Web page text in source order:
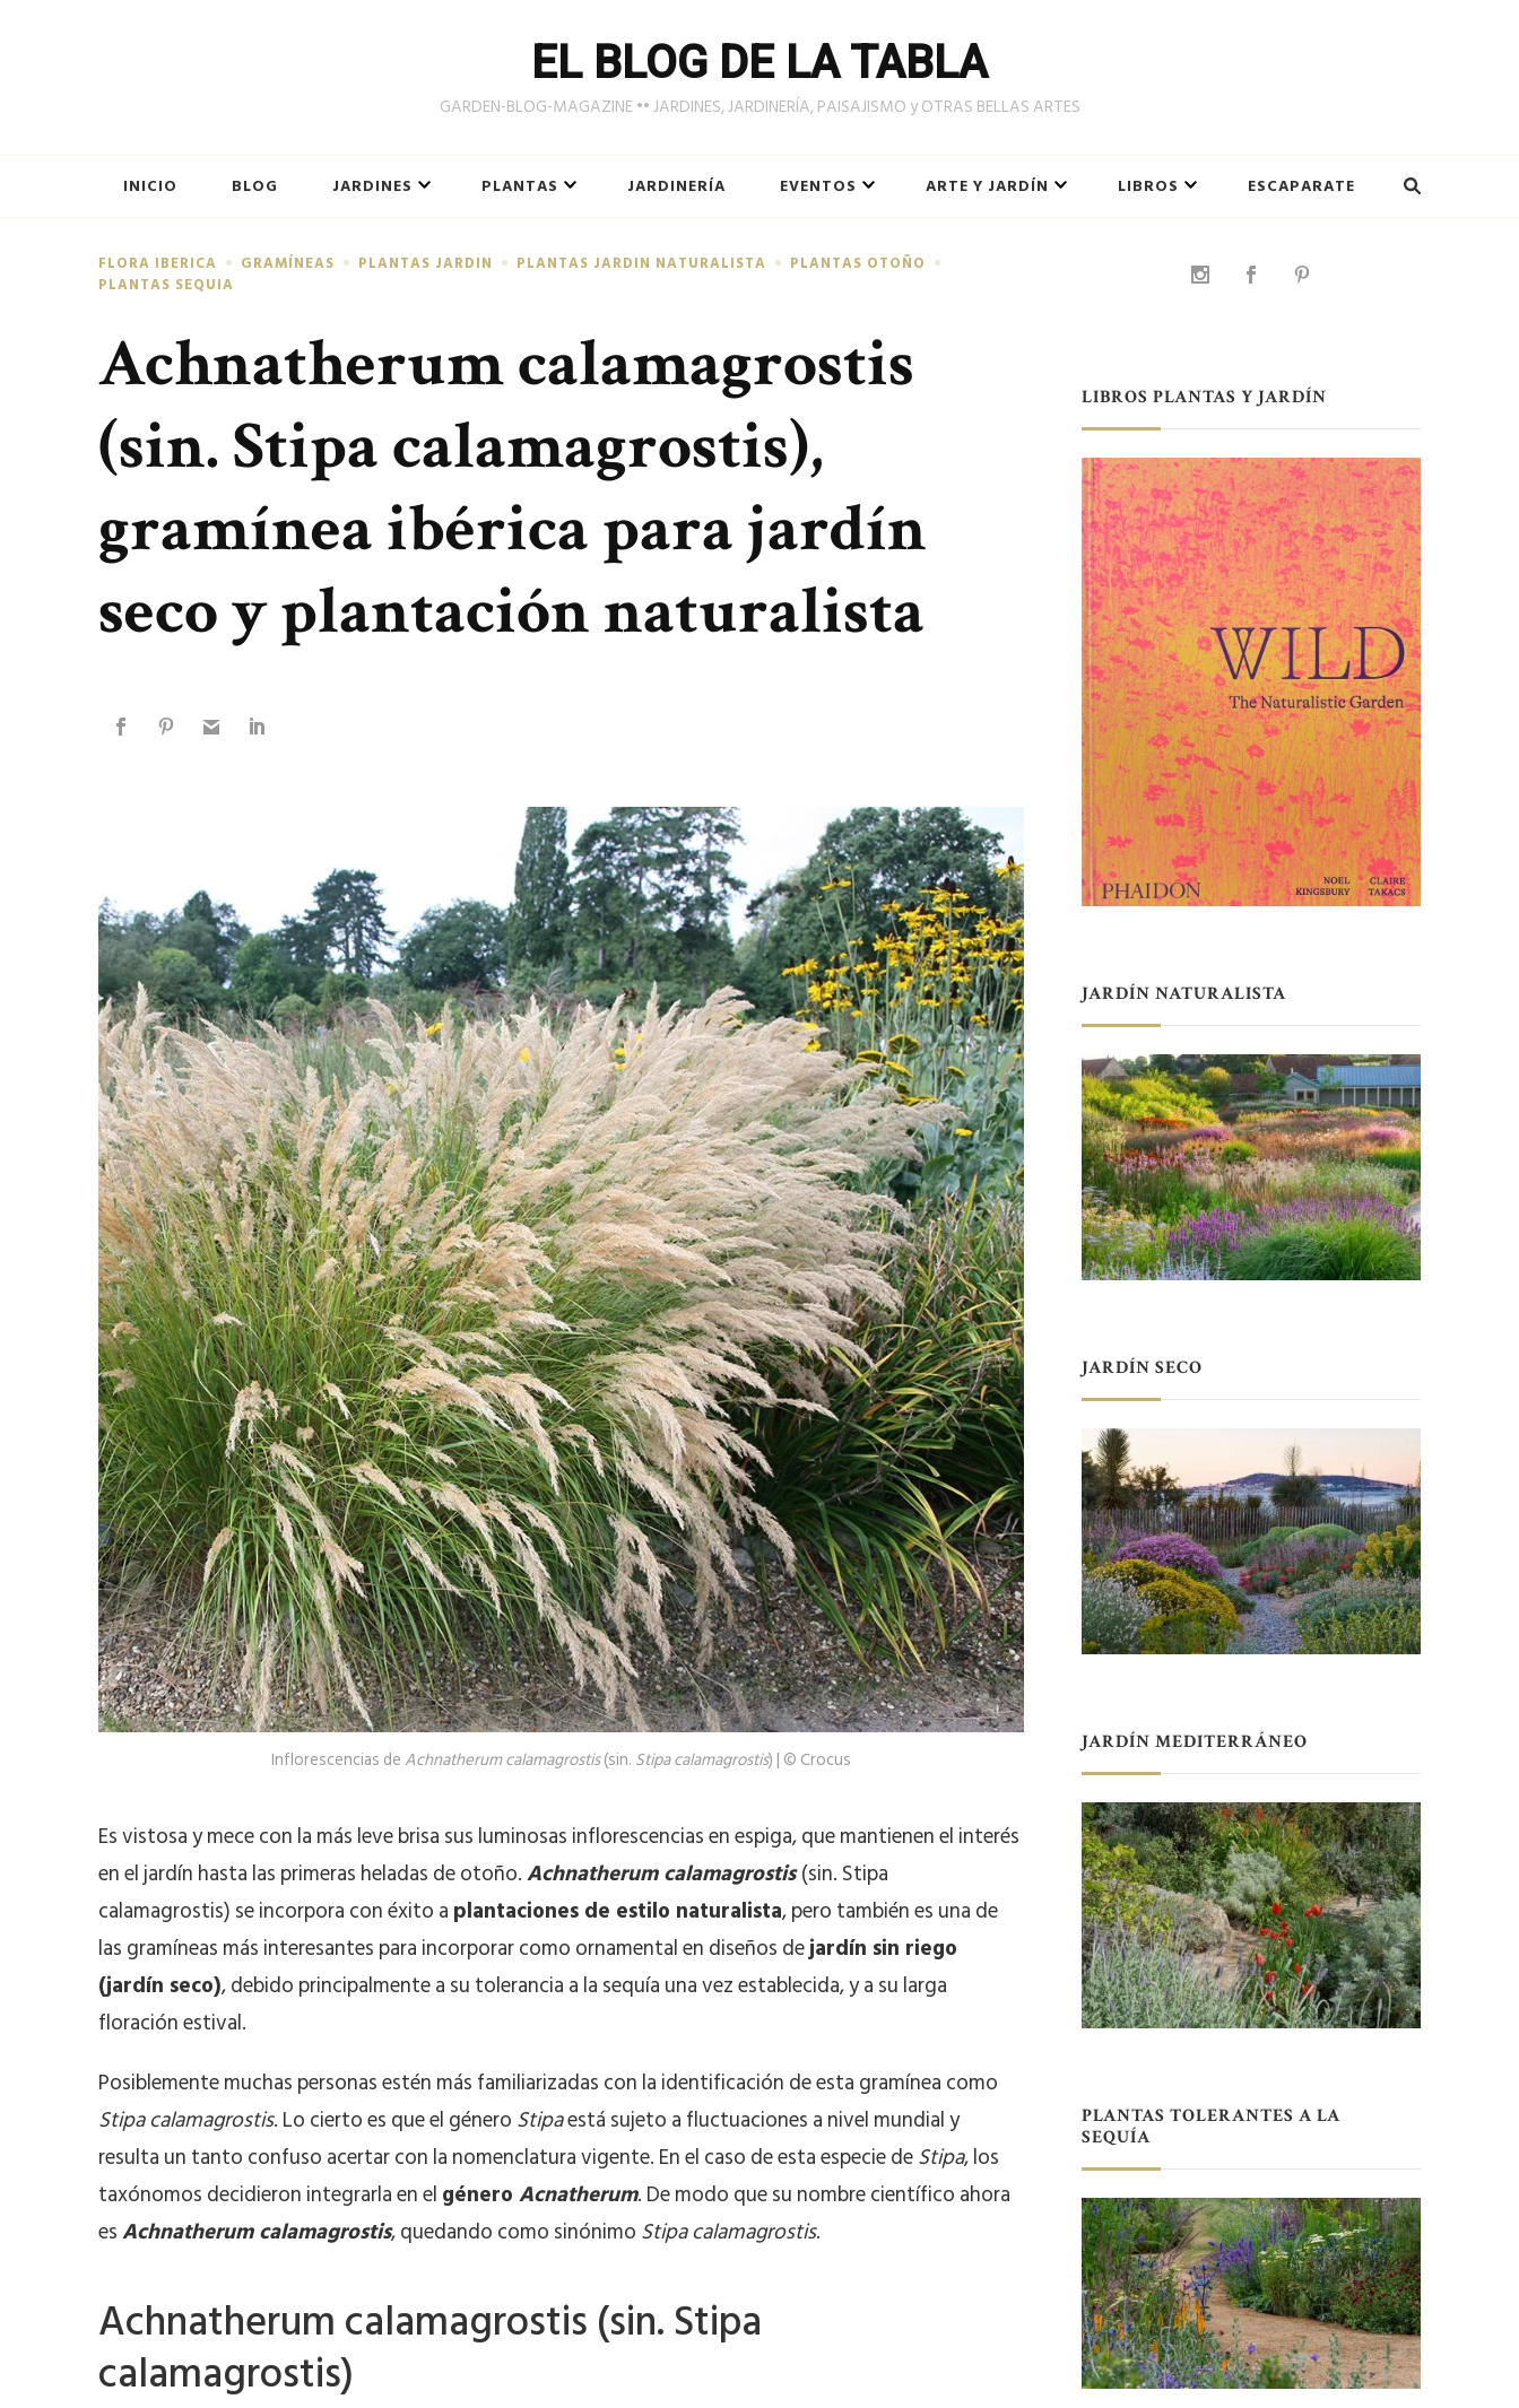
EL BLOG DE LA TABLA
GARDEN-BLOG-MAGAZINE •• JARDINES, JARDINERÍA, PAISAJISMO y OTRAS BELLAS ARTES
INICIO BLOG JARDINES PLANTAS JARDINERÍA EVENTOS ARTE Y JARDÍN LIBROS ESCAPARATE
FLORA IBERICA GRAMÍNEAS PLANTAS JARDIN PLANTAS JARDIN NATURALISTA
PLANTAS OTOÑO
PLANTAS SEQUIA
Achnatherum calamagrostis
(sin. Stipa calamagrostis),
gramínea ibérica para jardín
seco y plantación naturalista
Inflorescencias de Achnatherum calamagrostis(sin. Stipa calamagrostis) | © Crocus
Es vistosa y mece con la más leve brisa sus luminosas inflorescencias en espiga, que mantienen el interés
en el jardín hasta las primeras heladas de otoño.Achnatherum calamagrostis(sin. Stipa
calamagrostis) se incorpora con éxito aplantaciones de estilo naturalista, pero también es una de
las gramíneas más interesantes para incorporar como ornamental en diseños dejardín sin riego
(jardín seco), debido principalmente a su tolerancia a la sequía una vez establecida, y a su larga
floración estival.
Posiblemente muchas personas estén más familiarizadas con la identificación de esta gramínea como
Stipa calamagrostis. Lo cierto es que el géneroStipaestá sujeto a fluctuaciones a nivel mundial y
resulta un tanto confuso acertar con la nomenclatura vigente. En el caso de esta especie deStipa, los
taxónomos decidieron integrarla en elgéneroAcnatherum. De modo que su nombre científico ahora
esAchnatherum calamagrostis, quedando como sinónimoStipa calamagrostis.
Achnatherum calamagrostis (sin. Stipa
calamagrostis)
LIBROS PLANTAS Y JARDÍN
JARDÍN NATURALISTA
JARDÍN SECO
JARDÍN MEDITERRÁNEO
PLANTAS TOLERANTES A LA
SEQUÍA